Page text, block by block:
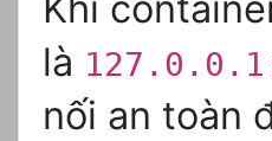
là
nối an toàn